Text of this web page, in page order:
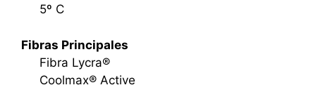
5º C
Fibras Principales
Fibra Lycra®
Coolmax® Active